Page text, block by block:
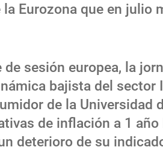
Eurozona que en julio
de sesión europea, la
bajista del sector
de la Universidad
de inflación a 1 año
deterioro de su